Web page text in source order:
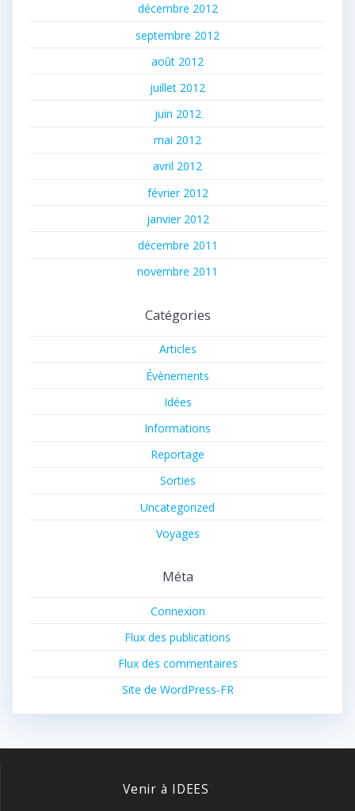
décembre 2012
septembre 2012
août 2012
juillet 2012
juin 2012
mai 2012
avril 2012
février 2012
janvier 2012
décembre 2011
novembre 2011
Catégories
Articles
Évènements
Idées
Informations
Reportage
Sorties
Uncategorized
Voyages
Méta
Connexion
Flux des publications
Flux des commentaires
Site de WordPress-FR
Venir à IDEES